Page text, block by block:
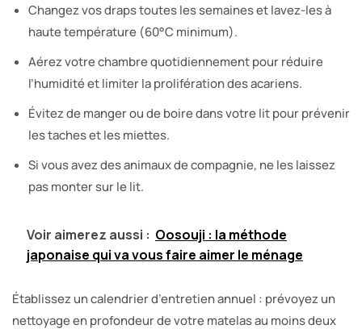
Changez vos draps toutes les semaines et lavez-les à
haute température (60°C minimum).
Aérez votre chambre quotidiennement pour réduire
l’humidité et limiter la prolifération des acariens.
Évitez de manger ou de boire dans votre lit pour prévenir
les taches et les miettes.
Si vous avez des animaux de compagnie, ne les laissez
pas monter sur le lit.
Voir aimerez aussi : Oosouji : la méthode
japonaise qui va vous faire aimer le ménage
Établissez un calendrier d’entretien annuel : prévoyez un
nettoyage en profondeur de votre matelas au moins deux